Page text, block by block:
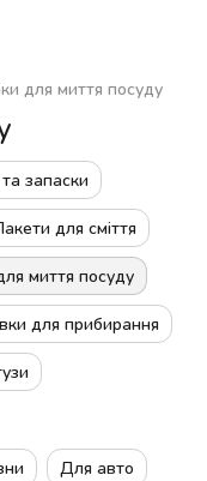
для миття посуду
запаски
для сміття
миття посуду
для прибирання
Для авто